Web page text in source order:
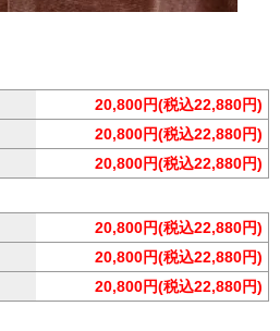
20,800円(税込22,880円)
20,800円(税込22,880円)
20,800円(税込22,880円)
20,800円(税込22,880円)
20,800円(税込22,880円)
20,800円(税込22,880円)